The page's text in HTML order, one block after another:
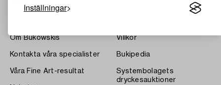
Inställningar
Om Bukowskis
Kontakta våra specialister
Våra Fine Art-resultat
Villkor
Bukipedia
Systembolagets
dryckesauktioner